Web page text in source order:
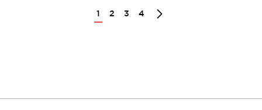
1 2 3 4